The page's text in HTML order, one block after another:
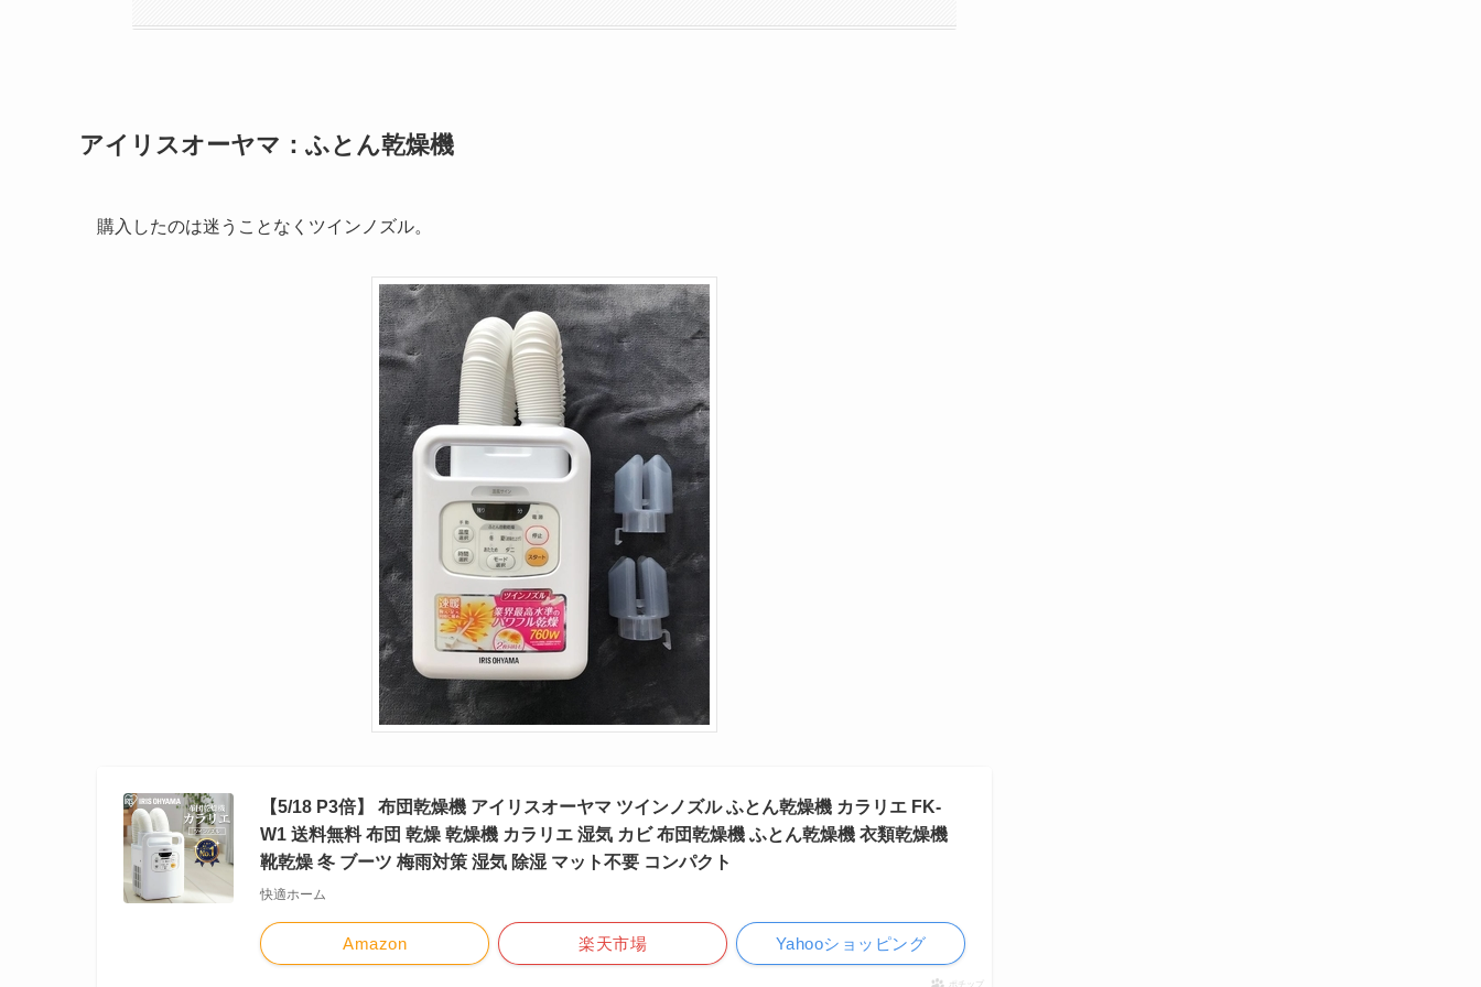
アイリスオーヤマ：ふとん乾燥機
購入したのは迷うことなくツインノズル。
【5/18 P3倍】 布団乾燥機 アイリスオーヤマ ツインノズル ふとん乾燥機 カラリエ FK-
W1 送料無料 布団 乾燥 乾燥機 カラリエ 湿気 カビ 布団乾燥機 ふとん乾燥機 衣類乾燥機
靴乾燥 冬 ブーツ 梅雨対策 湿気 除湿 マット不要 コンパクト
快適ホーム
Amazon 楽天市場 Yahooショッピング
ポチップ